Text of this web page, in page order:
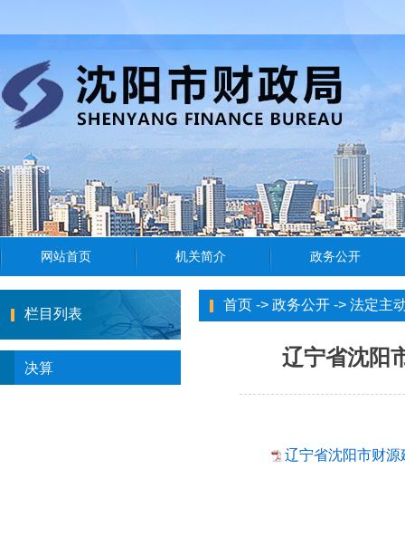
栏目列表
决算
首页 -> 政务公开 -> 法定主
辽宁省沈阳
辽宁省沈阳市财源